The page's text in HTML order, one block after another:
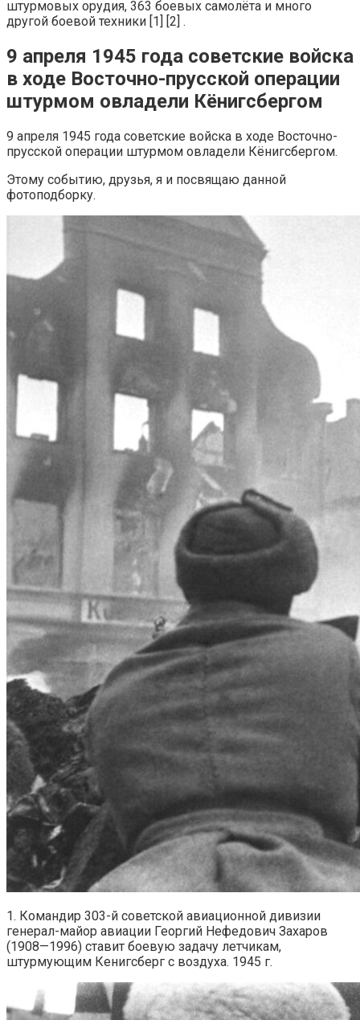
штурмовых орудия, 363 боевых самолёта и много
другой боевой техники [1] [2] .
9 апреля 1945 года советские войска
в ходе Восточно-прусской операции
штурмом овладели Кёнигсбергом
9 апреля 1945 года советские войска в ходе Восточно-
прусской операции штурмом овладели Кёнигсбергом.
Этому событию, друзья, я и посвящаю данной
фотоподборку.
1. Командир 303-й советской авиационной дивизии
генерал-майор авиации Георгий Нефедович Захаров
(1908—1996) ставит боевую задачу летчикам,
штурмующим Кенигсберг с воздуха. 1945 г.